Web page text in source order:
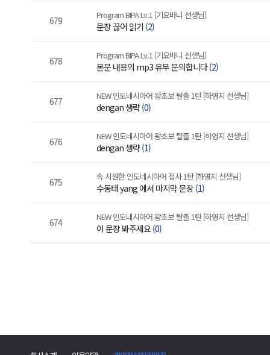
679 Program BIPA Lv.1 [기요바니 선생님]
문장 끊어 읽기 (2)
678 Program BIPA Lv.1 [기요바니 선생님]
본문 내용의 mp3 유무 문의합니다(2)
677 NEW 인도네시아어 왕초보 탈출 1탄 [하영지 선생님]
dengan 생략 (0)
676 NEW 인도네시아어 왕초보 탈출 1탄 [하영지 선생님]
dengan 생략 (1)
675 속 시원한 인도네시아어 접사 1탄 [하영지 선생님]
수동태 yang 에서 마지막 문장 (1)
674 NEW 인도네시아어 왕초보 탈출 1탄 [하영지 선생님]
이 문장 봐주세요 (0)